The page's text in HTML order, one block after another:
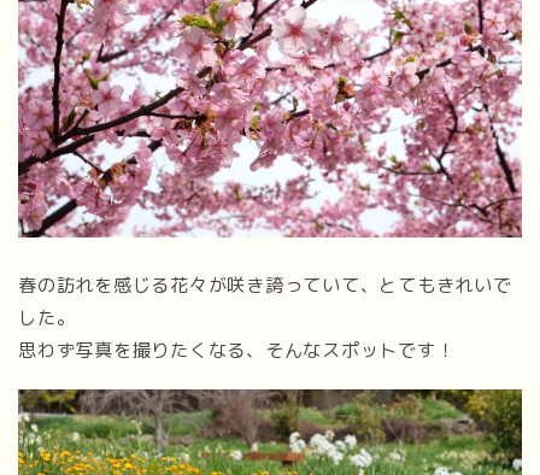
春の訪れを感じる花々が咲き誇っていて、とてもきれいで
した。
思わず写真を撮りたくなる、そんなスポットです！